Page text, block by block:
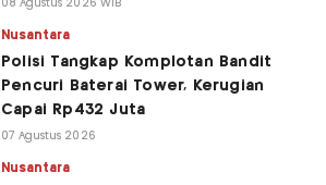
08 Agustus 2026 WIB
Nusantara
Polisi Tangkap Komplotan Bandit
Pencuri Baterai Tower, Kerugian
Capai Rp432 Juta
07 Agustus 2026
Nusantara